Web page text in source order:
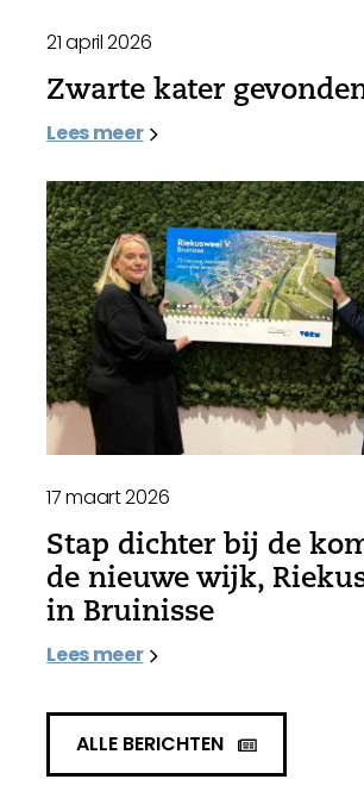
21 april 2026
Zwarte kater
Lees meer
17 maart 2026
Stap dichter bij de
de nieuwe wijk,
in Bruinisse
Lees meer
ALLE BERICHTEN